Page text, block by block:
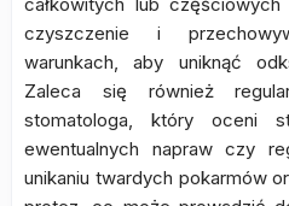
całkowitych lub
czyszczenie i
warunkach, aby uniknąć
Zaleca się również
stomatologa, który oceni
ewentualnych napraw czy
unikaniu twardych pokarmów